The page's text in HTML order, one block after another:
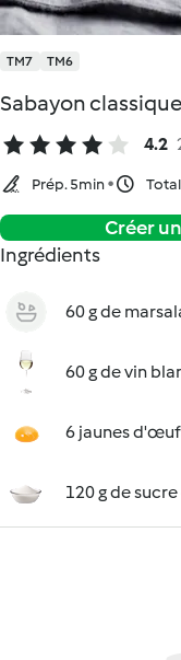
TM7 TM6
Sabayon classique
4.2
Prép. 5min
Créer
Ingrédients
60 g de
60 g de vin
6 jaunes
120 g de